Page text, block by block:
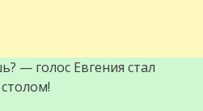
— голос Евгения стал